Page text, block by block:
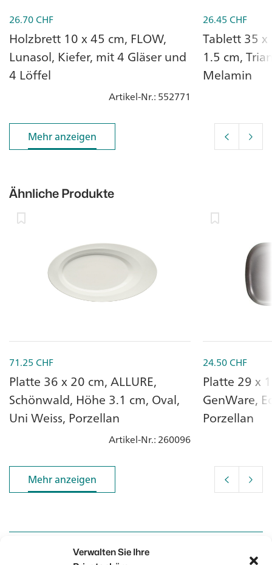
Verwalten Sie Ihre
26.70CHF
Holzbrett 10 x 45 cm, FLOW,
Lunasol, Kiefer, mit 4 Gläser und
4 Löffel
Artikel-Nr.: 552771
26.45 CHF
Tablett 35 x
1.5 cm,
Melamin
Mehr anzeigen
Mehr anzeigen
Ähnliche Produkte
71.25 CHF
Platte 36 x 20 cm, ALLURE,
Schönwald, Höhe 3.1 cm, Oval,
Uni Weiss, Porzellan
Artikel-Nr.: 260096
24.50CHF
Platte 29 x
GenWare,
Porzellan
Mehr anzeigen
Mehr anzeigen